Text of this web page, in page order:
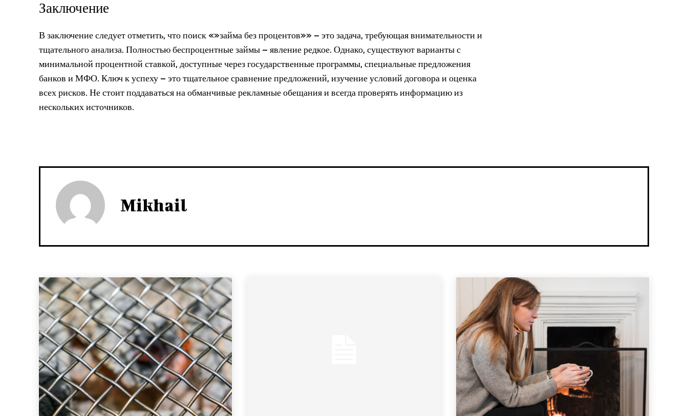
Заключение
В заключение следует отметить, что поиск «»займа без процентов»» – это задача, требующая внимательности и
тщательного анализа. Полностью беспроцентные займы – явление редкое. Однако, существуют варианты с
минимальной процентной ставкой, доступные через государственные программы, специальные предложения
банков и МФО. Ключ к успеху – это тщательное сравнение предложений, изучение условий договора и оценка
всех рисков. Не стоит поддаваться на обманчивые рекламные обещания и всегда проверять информацию из
нескольких источников.
Mikhail